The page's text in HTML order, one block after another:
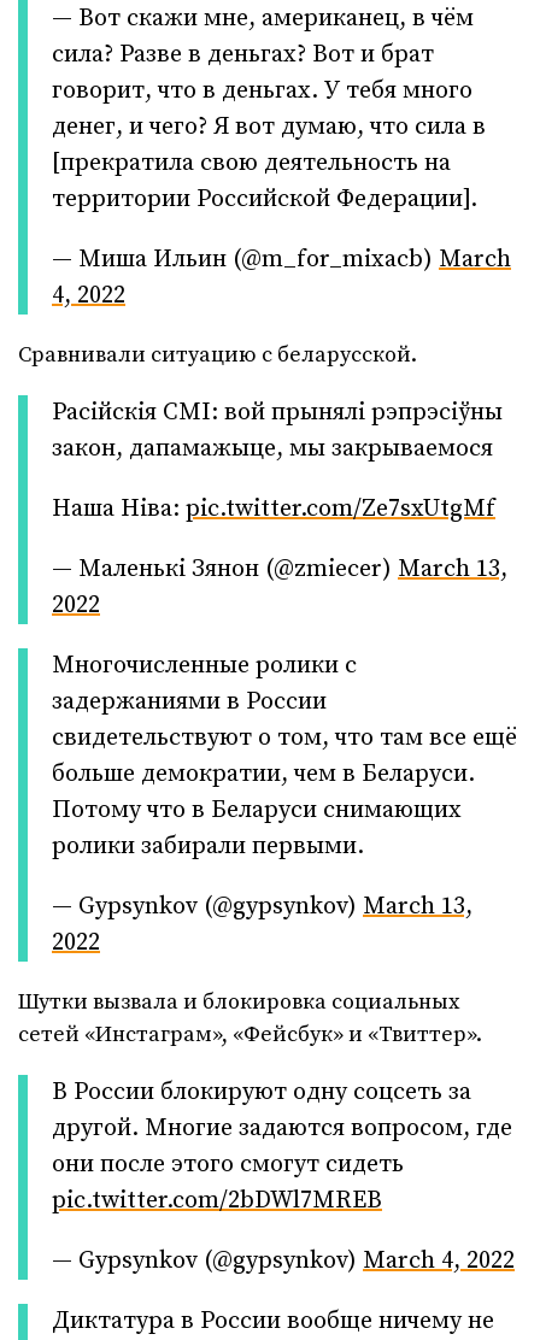
— Вот скажи мне, американец, в чём
сила? Разве в деньгах? Вот и брат
говорит, что в деньгах. У тебя много
денег, и чего? Я вот думаю, что сила в
[прекратила свою деятельность на
территории Российской Федерации].
— Миша Ильин (@m_for_mixacb) March
4, 2022
Сравнивали ситуацию с беларусской.
Расiйскiя СМI: вой прынялi рэпрэсiўны
закон, дапамажыце, мы закрываемося
Наша Нiва: pic.twitter.com/Ze7sxUtgMf
— Маленькi Зянон (@zmiecer) March 13,
2022
Многочисленные ролики с
задержаниями в России
свидетельствуют о том, что там все ещё
больше демократии, чем в Беларуси.
Потому что в Беларуси снимающих
ролики забирали первыми.
— Gypsуnkov (@gypsynkov) March 13,
2022
Шутки вызвала и блокировка социальных
сетей «Инстаграм», «Фейсбук» и «Твиттер».
В России блокируют одну соцсеть за
другой. Многие задаются вопросом, где
они после этого смогут сидеть
pic.twitter.com/2bDWl7MREB
— Gypsуnkov (@gypsynkov) March 4, 2022
Диктатура в России вообще ничему не